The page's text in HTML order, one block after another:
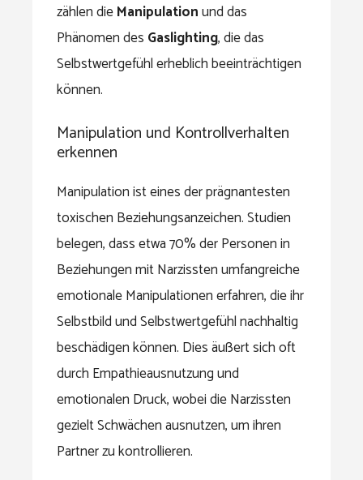
zählen dieManipulationund das
Phänomen des Gaslighting, die das
Selbstwertgefühl erheblich beeinträchtigen
können.
Manipulation und Kontrollverhalten
erkennen
Manipulation ist eines der prägnantesten
toxischen Beziehungsanzeichen. Studien
belegen, dass etwa 70% der Personen in
Beziehungen mit Narzissten umfangreiche
emotionale Manipulationen erfahren, die ihr
Selbstbild und Selbstwertgefühl nachhaltig
beschädigen können. Dies äußert sich oft
durch Empathieausnutzung und
emotionalen Druck, wobei die Narzissten
gezielt Schwächen ausnutzen, um ihren
Partner zu kontrollieren.